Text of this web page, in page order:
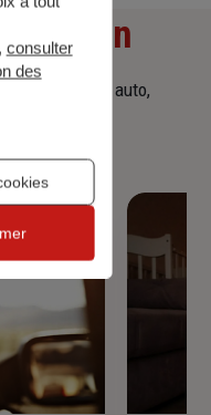
d'assurance, auto,
consulter
des